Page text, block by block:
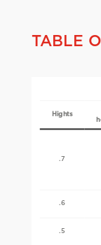
TABLE
Hights
.7
.6
.5